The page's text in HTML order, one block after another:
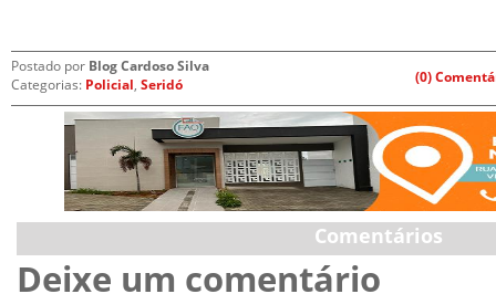
Postado por Blog Cardoso Silva
Categorias: Policial, Seridó (0)
Comentários
Deixe um comentário